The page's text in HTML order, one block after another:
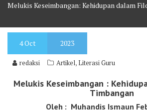
Melukis Keseimbangan: Kehidupan dalam
4Oct 2023
redaksi Artikel,Literasi Guru
Melukis Keseimbangan :
Timbangan
Oleh : Muhandis Ismaun